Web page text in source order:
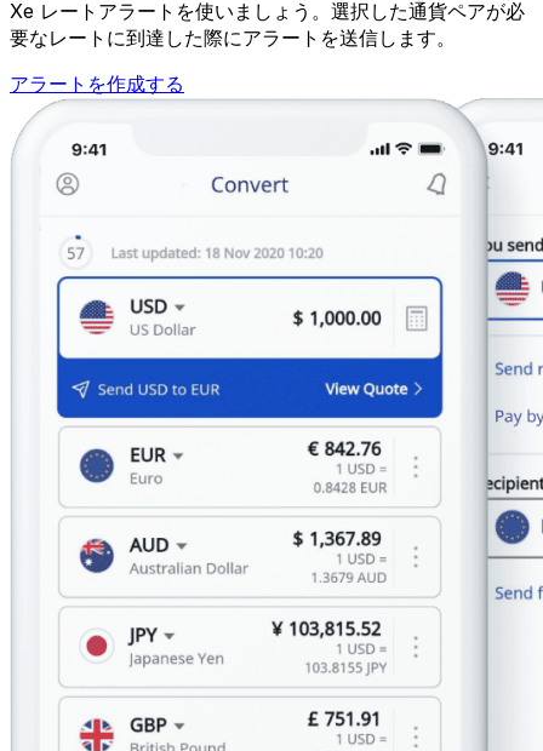
Xe レートアラートを使いましょう。選択した通貨ペアが必
要なレートに到達した際にアラートを送信します。
アラートを作成する